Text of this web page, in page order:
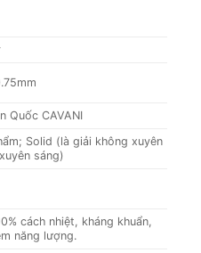
Quốc CAVANI
Solid (là giải không xuyên
sáng)
cách nhiệt, kháng khuẩn,
năng lượng.